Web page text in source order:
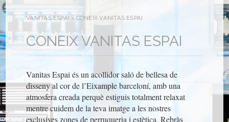
VANITAS ESPAI > CONEIX VANITAS ESPAI
CONEIX VANITAS ESPAI
Vanitas Espai és un acollidor saló de bellesa de
disseny al cor de l’Eixample barceloní, amb una
atmosfera creada perquè estiguis totalment relaxat
mentre cuidem de la teva imatge a les nostres
exclusives zones de perruqueria i estètica. Rebràs